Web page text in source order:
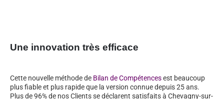
Une innovation très efficace
Cette nouvelle méthode de Bilan de Compétencesest beaucoup
plus fiable et plus rapide que la version connue depuis 25 ans.
Plus de 96% de nos Clients se déclarent satisfaits à Chevagny-sur-